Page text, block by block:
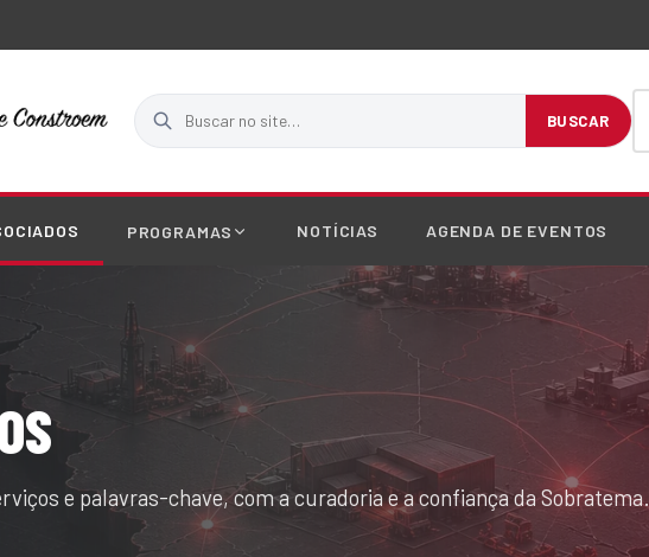
Buscar no site
BUSCAR
PROGRAMAS NOTÍCIAS AGENDA DE EVENTOS
e palavras-chave, com a curadoria e a confiança da Sobratema.